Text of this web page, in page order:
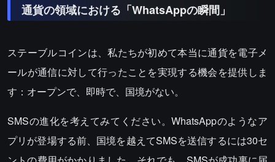
通貨の領域における「WhatsAppの瞬間」
ステーブルコインは、私たちが初めて本当に通貨を電子メ
ールが通信に対して行ったことを実現する機会を提供しま
す：オープンで、即時で、国境がない。
SMSの進化を考えてみてください。WhatsAppのようなア
プリが登場する前、国境を越えてSMSを送信するには30セ